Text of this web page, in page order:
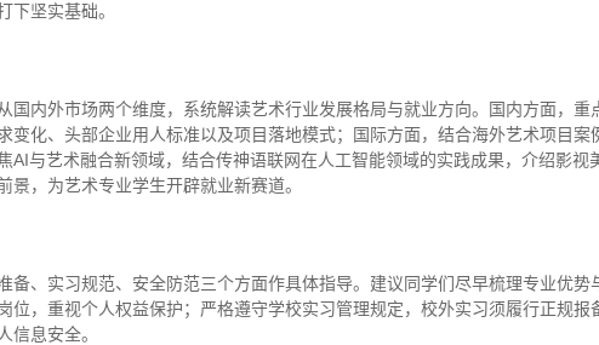
下坚实基础。
国内外市场两个维度，系统解读艺术行业发展格局与就业方向。国内方面，
变化、头部企业用人标准以及项目落地模式；国际方面，结合海外艺术项目
AI与艺术融合新领域，结合传神语联网在人工智能领域的实践成果，介绍影
景，为艺术专业学生开辟就业新赛道。
备、实习规范、安全防范三个方面作具体指导。建议同学们尽早梳理专业优
位，重视个人权益保护；严格遵守学校实习管理规定，校外实习须履行正规
信息安全。